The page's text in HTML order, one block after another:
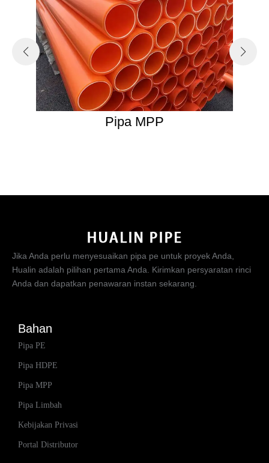
Pipa MPP
Jika Anda perlu menyesuaikan pipa pe untuk proyek Anda,
Hualin adalah pilihan pertama Anda. Kirimkan persyaratan rinci
Anda dan dapatkan penawaran instan sekarang.
Bahan
Pipa PE
Pipa HDPE
Pipa MPP
Pipa Limbah
Kebijakan Privasi
Portal Distributor